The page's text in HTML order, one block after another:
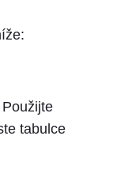
tabulce